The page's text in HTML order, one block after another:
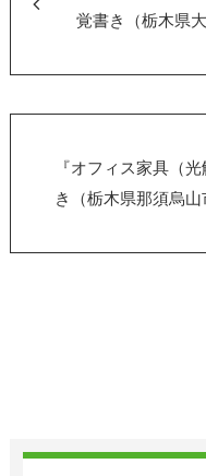
覚書き（栃木県
『オフィス家具（
き（栃木県那須烏山